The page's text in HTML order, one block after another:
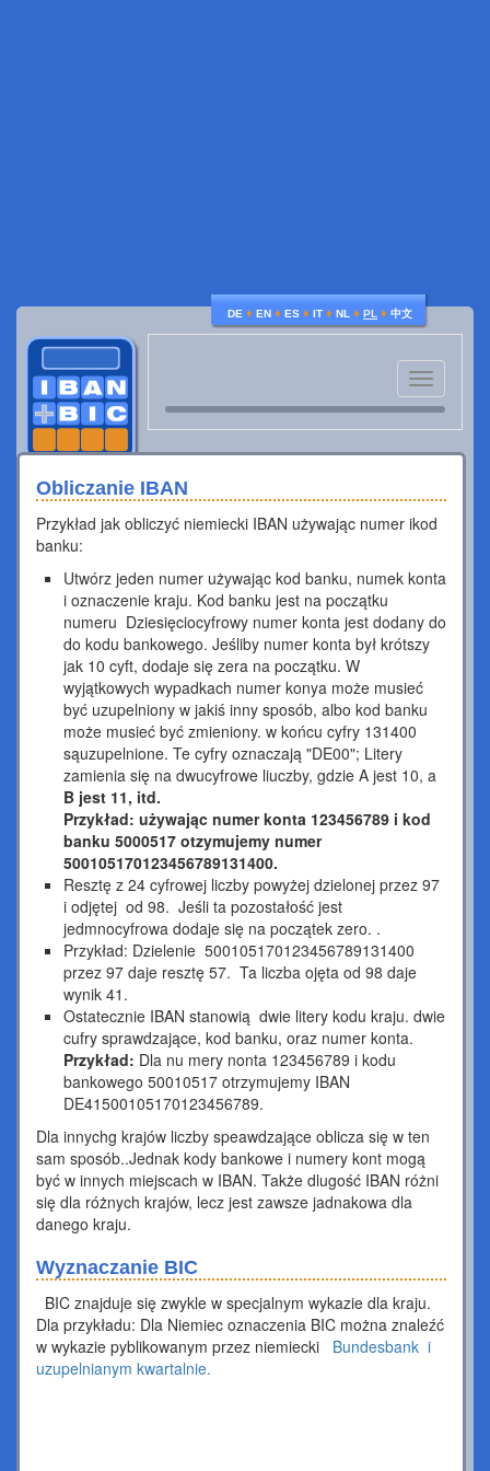
DE ♦ EN ♦ ES ♦ IT ♦ NL ♦ PL ♦ 中文
Toggle
navigation
Obliczanie IBAN
Przykład jak obliczyć niemiecki IBAN używając numer ikod
banku:
Utwórz jeden numer używając kod banku, numek konta
i oznaczenie kraju. Kod banku jest na początku
numeru Dziesięciocyfrowy numer konta jest dodany do
do kodu bankowego. Jeśliby numer konta był krótszy
jak 10 cyft, dodaje się zera na początku. W
wyjątkowych wypadkach numer konya może musieć
być uzupelniony w jakiś inny sposób, albo kod banku
może musieć być zmieniony. w końcu cyfry 131400
sąuzupelnione. Te cyfry oznaczają "DE00"; Litery
zamienia się na dwucyfrowe liuczby, gdzie A jest 10, a
B jest 11, itd.
Przykład: używając numer konta 123456789 i kod
banku 5000517 otzymujemy numer
500105170123456789131400.
Resztę z 24 cyfrowej liczby powyżej dzielonej przez 97
i odjętej od 98. Jeśli ta pozostałość jest
jedmnocyfrowa dodaje się na początek zero. .
Przykład: Dzielenie 500105170123456789131400
przez 97 daje resztę 57. Ta liczba ojęta od 98 daje
wynik 41.
Ostatecznie IBAN stanowią dwie litery kodu kraju. dwie
cufry sprawdzające, kod banku, oraz numer konta.
Przykład: Dla nu mery nonta 123456789 i kodu
bankowego 50010517 otrzymujemy IBAN
DE41500105170123456789.
Dla innychg krajów liczby speawdzające oblicza się w ten
sam sposób..Jednak kody bankowe i numery kont mogą
być w innych miejscach w IBAN. Także dlugość IBAN różni
się dla różnych krajów, lecz jest zawsze jadnakowa dla
danego kraju.
Wyznaczanie BIC
BIC znajduje się zwykle w specjalnym wykazie dla kraju.
Dla przykładu: Dla Niemiec oznaczenia BIC można znaleźć
w wykazie pyblikowanym przez niemiecki Bundesbank i
uzupelnianym kwartalnie.